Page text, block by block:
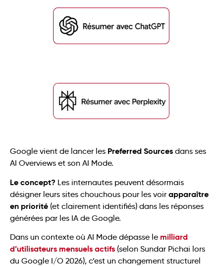
Google vient de lancer les Preferred Sources dans ses
AI Overviews et son AI Mode.
Le concept? Les internautes peuvent désormais
désigner leurs sites chouchous pour les voir apparaître
en priorité (et clairement identifiés) dans les réponses
générées par les IA de Google.
Dans un contexte où AI Mode dépasse le milliard
d’utilisateurs mensuels actifs (selon Sundar Pichai lors
du Google I/O 2026), c’est un changement structurel